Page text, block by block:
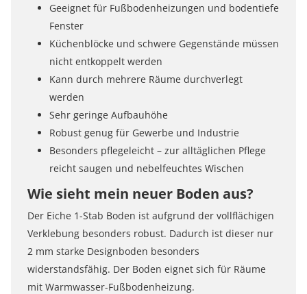
Geeignet für Fußbodenheizungen und bodentiefe
Fenster
Küchenblöcke und schwere Gegenstände müssen
nicht entkoppelt werden
Kann durch mehrere Räume durchverlegt
werden
Sehr geringe Aufbauhöhe
Robust genug für Gewerbe und Industrie
Besonders pflegeleicht – zur alltäglichen Pflege
reicht saugen und nebelfeuchtes Wischen
Wie sieht mein neuer Boden aus?
Der Eiche 1-Stab Boden ist aufgrund der vollflächigen
Verklebung besonders robust. Dadurch ist dieser nur
2 mm starke Designboden besonders
widerstandsfähig. Der Boden eignet sich für Räume
mit Warmwasser-Fußbodenheizung.